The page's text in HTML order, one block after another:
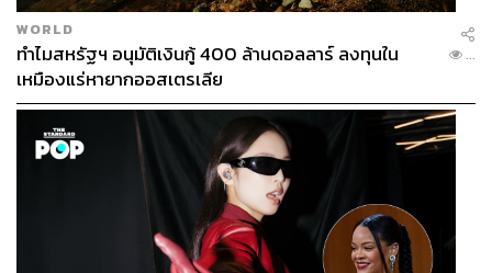
WORLD
ทำไมสหรัฐฯ อนุมัติเงินกู้ 400 ล้านดอลลาร์ ลงทุนใน
เหมืองแร่หายากออสเตรเลีย
...